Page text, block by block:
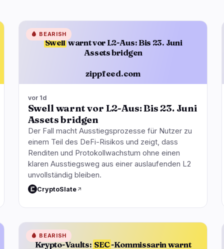
Swellwarnt vor L2-Aus: Bis 23. Juni
Assets bridgen
zippfeed.com
🩸 BEARISH
vor 1d
Swell warnt vor L2-Aus: Bis 23. Juni
Assets bridgen
Der Fall macht Ausstiegsprozesse für Nutzer zu
einem Teil des DeFi-Risikos und zeigt, dass
Renditen und Protokollwachstum ohne einen
klaren Ausstiegsweg aus einer auslaufenden L2
unvollständig bleiben.
CryptoSlate
Krypto-Vaults: SEC-Kommissarin warnt
🩸 BEARISH